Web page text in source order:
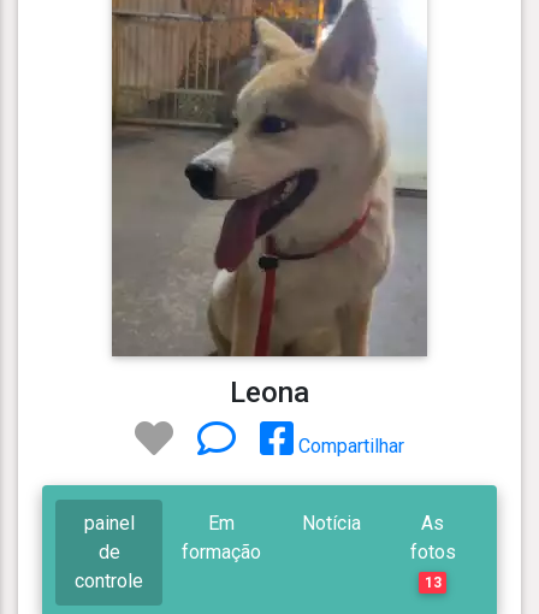
Leona
Compartilhar
painel
de
controle
Em
formação
Notícia
As
fotos
13